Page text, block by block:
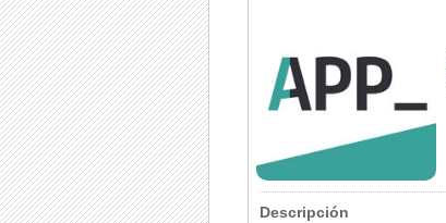
Descripción